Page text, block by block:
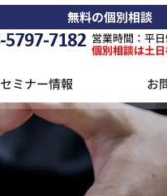
無料の個別相談
営業時間：平
個別相談は土
セミナー情報 お